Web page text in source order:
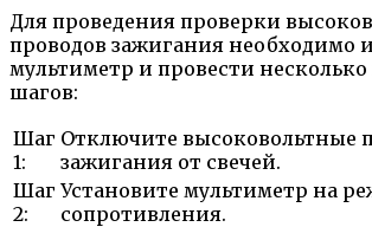
Для проведения проверки
проводов зажигания необходимо
мультиметр и провести
шагов:
Шаг
1:
Отключите высоковольтные
зажигания от свечей.
Шаг
2:
Установите мультиметр на
сопротивления.